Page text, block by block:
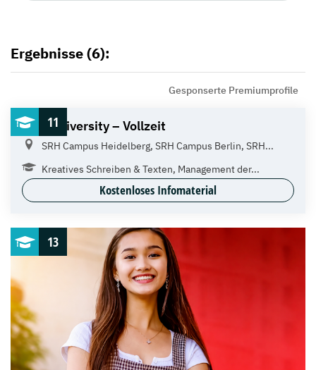
Ergebnisse (6):
Gesponserte Premiumprofile
11
SRH University – Vollzeit
SRH Campus Heidelberg, SRH Campus Berlin, SRH...
Kreatives Schreiben & Texten, Management der...
Kostenloses Infomaterial
13